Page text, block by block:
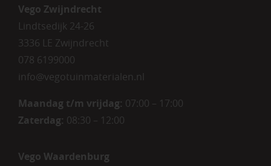
Vego Zwijndrecht
Lindtsedijk 24-26
3336 LE Zwijndrecht
078 6199000
info@vegotuinmaterialen.nl
Maandag t/m vrijdag: 07:00 – 17:00
Zaterdag: 08:30 – 12:00
Vego Waardenburg